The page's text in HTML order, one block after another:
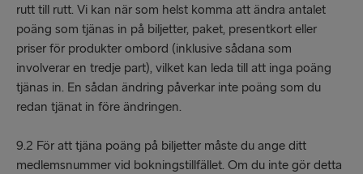
rutt till rutt. Vi kan när som helst komma att ändra antalet
poäng som tjänas in på biljetter, paket, presentkort eller
priser för produkter ombord (inklusive sådana som
involverar en tredje part), vilket kan leda till att inga poäng
tjänas in. En sådan ändring påverkar inte poäng som du
redan tjänat in före ändringen.
9.2 För att tjäna poäng på biljetter måste du ange ditt
medlemsnummer vid bokningstillfället. Om du inte gör detta